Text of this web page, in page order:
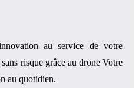
au service de votre
risque grâce au drone Votre
au quotidien.